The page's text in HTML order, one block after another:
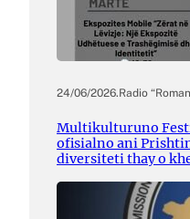
24/06/2026.Radio
Multikulturuno
ofisialno ani
diversiteti thay o